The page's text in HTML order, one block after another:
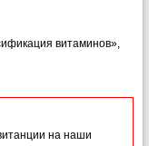
витаминов»,
на наши